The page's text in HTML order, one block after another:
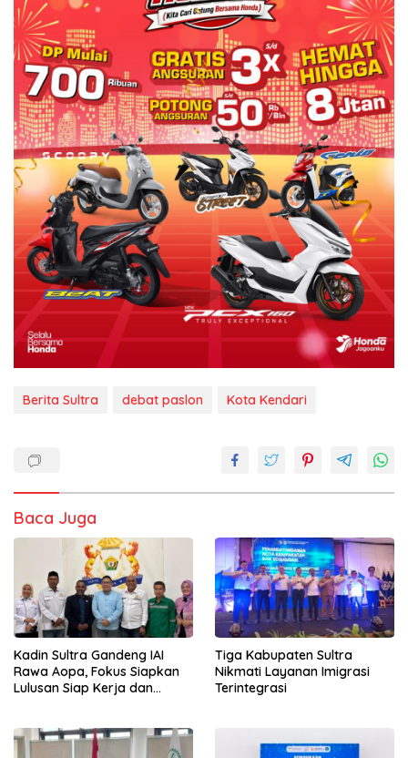
Berita Sultra debat paslon Kota Kendari
Baca Juga
Kadin Sultra Gandeng IAI
Rawa Aopa, Fokus Siapkan
Lulusan Siap Kerja dan
Tiga Kabupaten Sultra
Nikmati Layanan Imigrasi
Terintegrasi